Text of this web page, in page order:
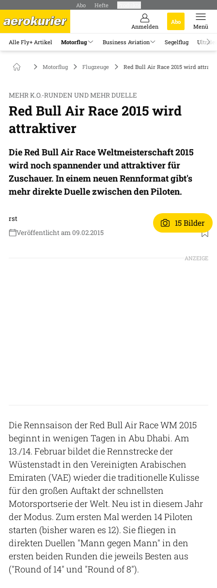
Abo Hefte
Anmelden
Abo
Menü
Alle Fly+ Artikel Motorflug Business Aviation Segelflug
Motorflug Flugzeuge Red Bull Air Race 2015 wird
MEHR K.O.-RUNDEN UND MEHR DUELLE
Red Bull Air Race 2015 wird
attraktiver
Die Red Bull Air Race Weltmeisterschaft 2015
wird noch spannender und attraktiver für
Zuschauer. In einem neuen Rennformat gibt's
mehr direkte Duelle zwischen den Piloten.
rst
Veröffentlicht am 09.02.2015
15 Bilder
ANZEIGE
Die Rennsaison der Red Bull Air Race WM 2015
beginnt in wenigen Tagen in Abu Dhabi. Am
13./14. Februar bildet die Rennstrecke der
Wüstenstadt in den Vereinigten Arabischen
Emiraten (VAE) wieder die traditionelle Kulisse
für den großen Auftakt der schnellsten
Motorsportserie der Welt. Neu ist in diesem Jahr
der Modus. Zum ersten Mal werden 14 Piloten
starten (bisher waren es 12). Sie fliegen in
direkten Duellen "Mann gegen Mann" in den
ersten beiden Runden die jeweils Besten aus
("Round of 14" und "Round of 8").